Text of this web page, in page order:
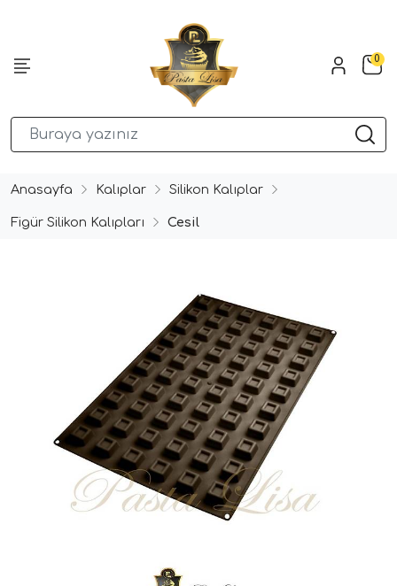
0
Anasayfa Kalıplar Silikon Kalıplar
Figür Silikon Kalıpları Cesil